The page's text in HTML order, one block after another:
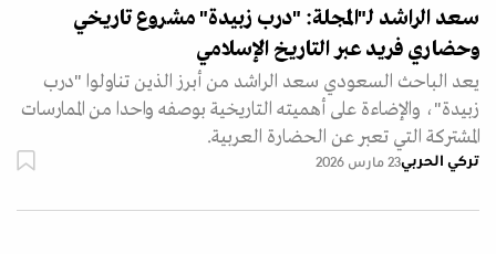
سعد الراشد لـ"المجلة: "درب زبيدة" مشروع تاريخي
وحضاري فريد عبر التاريخ الإسلامي
يعد الباحث السعودي سعد الراشد من أبرز الذين تناولوا "درب
زبيدة"، والإضاءة على أهميته التاريخية بوصفه واحدا من الممارسات
المشتركة التي تعبر عن الحضارة العربية.
تركي الحربي23 مارس 2026